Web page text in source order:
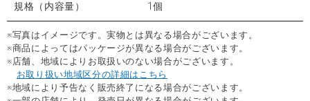
規格（内容量） 1個
※写真はイメージです。実物とは異なる場合がございます。
※商品によってはパッケージが異なる場合がございます。
※店舗、地域によりお取扱いのない場合がございます。
お取り扱い地域区分の詳細はこちら
※地域により予告なく販売終了になる場合がございます。